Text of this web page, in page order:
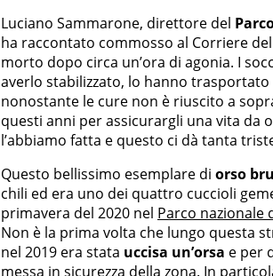
Luciano Sammarone, direttore del
ha raccontato commosso al Corriere
morto dopo circa un’ora di agonia. I
averlo stabilizzato, lo hanno
nonostante le cure non è riuscito a
questi anni per assicurargli una vita da
l’abbiamo fatta e questo ci dà tanta
Questo bellissimo esemplare di orso
chili ed era uno dei quattro cuccioli
primavera del 2020 nel Parco nazionale
Non è la prima volta che lungo questa
nel 2019 era stata uccisa un’orsa e per
messa in sicurezza della zona. In